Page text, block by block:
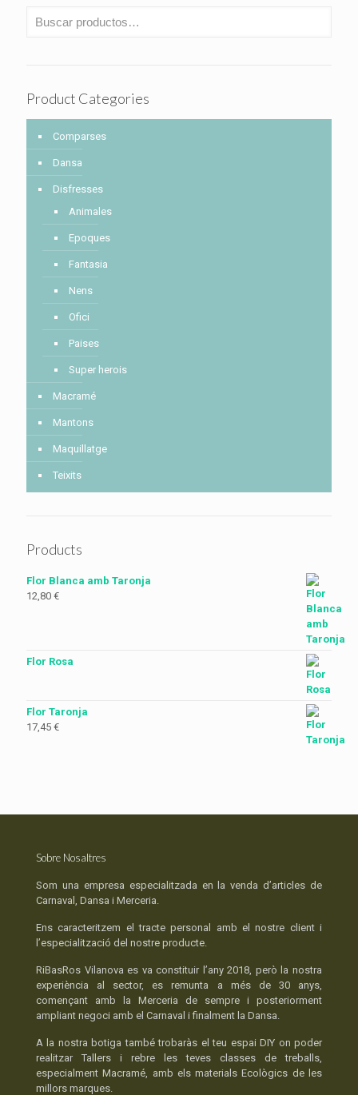
Product Categories
Comparses
Dansa
Disfresses
Animales
Epoques
Fantasia
Nens
Ofici
Paises
Super herois
Macramé
Mantons
Maquillatge
Teixits
Products
Flor Blanca amb Taronja
12,80 €
Flor Rosa
Flor Taronja
17,45 €
Sobre Nosaltres
Som una empresa especialitzada en la venda d’articles de
Carnaval, Dansa i Merceria.
Ens caracteritzem el tracte personal amb el nostre client i
l’especialització del nostre producte.
RiBasRos Vilanova es va constituir l’any 2018, però la nostra
experiència al sector, es remunta a més de 30 anys,
començant amb la Merceria de sempre i posteriorment
ampliant negoci amb el Carnaval i finalment la Dansa.
A la nostra botiga també trobaràs el teu espai DIY on poder
realitzar Tallers i rebre les teves classes de treballs,
especialment Macramé, amb els materials Ecològics de les
millors marques.